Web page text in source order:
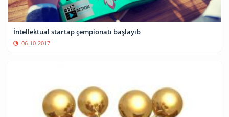
İntellektual startap çempionatı başlayıb
06-10-2017